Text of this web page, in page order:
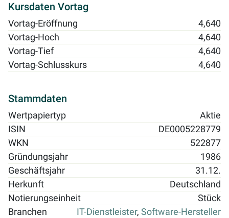
Kursdaten Vortag
Vortag-Eröffnung
4,640
Vortag-Hoch
4,640
Vortag-Tief
4,640
Vortag-Schlusskurs
4,640
Stammdaten
Wertpapiertyp
Aktie
ISIN
DE0005228779
WKN
522877
Gründungsjahr
1986
Geschäftsjahr
31.12.
Herkunft
Deutschland
Notierungseinheit
Stück
Branchen
IT-Dienstleister, Software-Hersteller